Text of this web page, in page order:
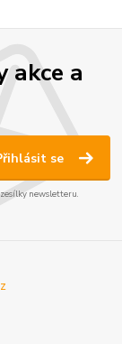
akce a
se
newsletteru.